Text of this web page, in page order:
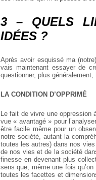
3 – QUELS
IDÉES ?
Après avoir esquissé ma
vais maintenant essayer de
questionner, plus
LA CONDITION D’OPPRIMÉ
Le fait de vivre une oppression
vue « avantagé » pour
être facile même pour un
notre société, autant la
toutes les autres) dans nos
de nos vies et de la société
finesse en devenant plus
sens que, même une fois
toutes les facettes et